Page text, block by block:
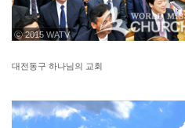
ⓒ 2015 WATV
대전동구 하나님의 교회